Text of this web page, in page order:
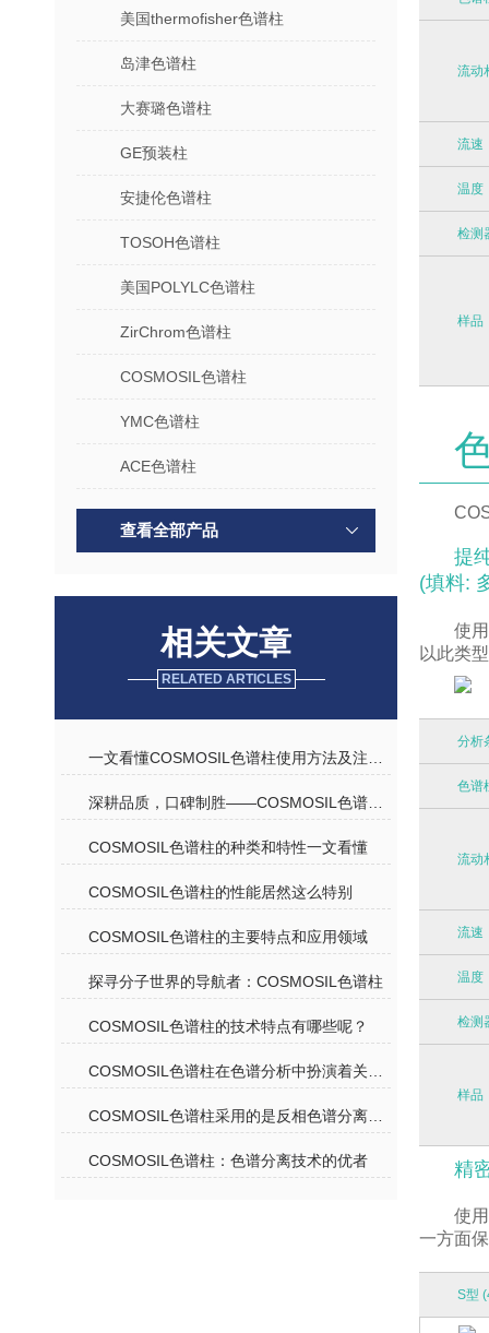
美国thermofisher色谱柱
岛津色谱柱
大赛璐色谱柱
GE预装柱
安捷伦色谱柱
TOSOH色谱柱
美国POLYLC色谱柱
ZirChrom色谱柱
COSMOSIL色谱柱
YMC色谱柱
ACE色谱柱
查看全部产品
相关文章
RELATED ARTICLES
COSMOSIL色谱柱的种类和特性一文看懂
COSMOSIL色谱柱的性能居然这么特别
COSMOSIL色谱柱的主要特点和应用领域
探寻分子世界的导航者：COSMOSIL色谱柱
COSMOSIL色谱柱的技术特点有哪些呢？
COSMOSIL色谱柱：色谱分离技术的优者
流动
流速
温度
检测
样品
提
(填料:
使
以此类
分析
色谱
流动
流速
温度
检测
样品
精
使
一方面
S型